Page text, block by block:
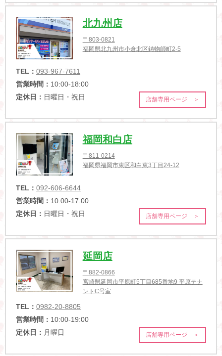
北九州店
〒803-0821
福岡県北九州市小倉北区鋳物師町2-5
TEL： 093-967-7611
営業時間： 10:00-18:00
定休日： 日曜日・祝日 店舗専用ページ ＞
福岡和白店
〒811-0214
福岡県福岡市東区和白東3丁目24-12
TEL： 092-606-6644
営業時間： 10:00-17:00
定休日： 日曜日・祝日 店舗専用ページ ＞
延岡店
〒882-0866
宮崎県延岡市平原町5丁目685番地9 平原テナ
ントC号室
TEL： 0982-20-8805
営業時間： 10:00-19:00
定休日： 月曜日 店舗専用ページ ＞